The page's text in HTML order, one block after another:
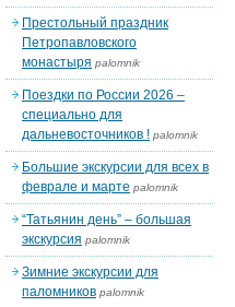
Престольный праздник
Петропавловского
монастыря palomnik
Поездки по России 2026 –
специально для
дальневосточников ! palomnik
Большие экскурсии для всех в
феврале и марте palomnik
“Татьянин день” – большая
экскурсия palomnik
Зимние экскурсии для
паломников palomnik